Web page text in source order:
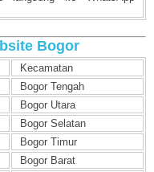
Bogor
Kecamatan
Bogor Tengah
Bogor Utara
Bogor Selatan
Bogor Timur
Bogor Barat